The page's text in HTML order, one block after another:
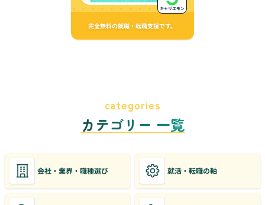
完全無料の就職・転職支援です。
キャリエモン
categories
カテゴリー 一覧
会社・業界・職種選び 就活・転職の軸